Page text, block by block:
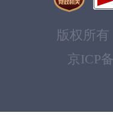
版权所
京ICP